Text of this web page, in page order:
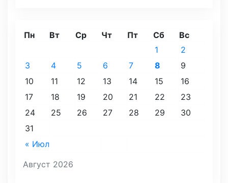
Август 2026
Пн Вт Ср Чт Пт Сб Вс
« Июл
1
2
3
4 5 6 7 8
9
10
11 12 13 14 15
16
17
18 19 20 21 22
23
24
25 26 27 28 29
30
31